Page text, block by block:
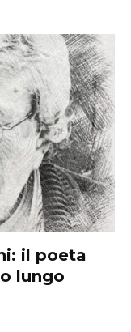
il poeta
lungo